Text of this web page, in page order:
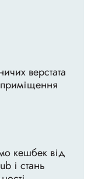
верстата
кешбек від
і стань